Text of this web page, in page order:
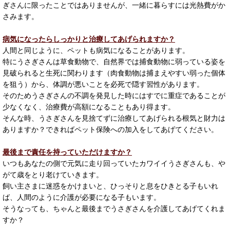
ぎさんに限ったことではありませんが、一緒に暮らすには光熱費がか
さみます。
病気になったらしっかりと治療してあげられますか？
人間と同じように、ペットも病気になることがあります。
特にうさぎさんは草食動物で、自然界では捕食動物に弱っている姿を
見破られると生死に関わります（肉食動物は捕まえやすい弱った個体
を狙う）から、体調が悪いことを必死で隠す習性があります。
そのためうさぎさんの不調を発見した時にはすでに重症であることが
少なくなく、治療費が高額になることもあり得ます。
そんな時、うさぎさんを見捨てずに治療してあげられる根気と財力は
ありますか？できればペット保険への加入をしてあげてください。
最後まで責任を持っていただけますか？
いつもあなたの側で元気に走り回っていたカワイイうさぎさんも、や
がて歳をとり老けていきます。
飼い主さまに迷惑をかけまいと、ひっそりと息をひきとる子もいれ
ば、人間のように介護が必要になる子もいます。
そうなっても、ちゃんと最後までうさぎさんを介護してあげてくれま
すか？